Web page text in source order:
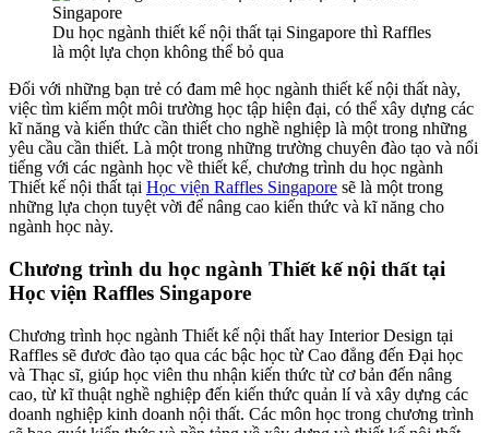
Du học ngành thiết kế nội thất tại Singapore thì Raffles
là một lựa chọn không thể bỏ qua
Đối với những bạn trẻ có đam mê học ngành thiết kế nội thất này,
việc tìm kiếm một môi trường học tập hiện đại, có thể xây dựng các
kĩ năng và kiến thức cần thiết cho nghề nghiệp là một trong những
yêu cầu cần thiết. Là một trong những trường chuyên đào tạo và nổi
tiếng với các ngành học về thiết kế, chương trình du học ngành
Thiết kế nội thất tại Học viện Raffles Singapore sẽ là một trong
những lựa chọn tuyệt vời để nâng cao kiến thức và kĩ năng cho
ngành học này.
Chương trình du học ngành Thiết kế nội thất tại
Học viện Raffles Singapore
Chương trình học ngành Thiết kế nội thất hay Interior Design tại
Raffles sẽ đươc đào tạo qua các bậc học từ Cao đẳng đến Đại học
và Thạc sĩ, giúp học viên thu nhận kiến thức từ cơ bản đến nâng
cao, từ kĩ thuật nghề nghiệp đến kiến thức quản lí và xây dựng các
doanh nghiệp kinh doanh nội thất. Các môn học trong chương trình